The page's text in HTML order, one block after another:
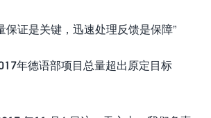
保证是关键，迅速处理反馈是保障”
年德语部项目总量超出原定目标